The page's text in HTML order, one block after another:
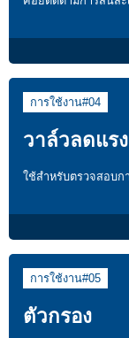
การใช้งาน#04
วาล์วลดแร
ใช้สำหรับตรวจสอบก
การใช้งาน#05
ตัวกรอง